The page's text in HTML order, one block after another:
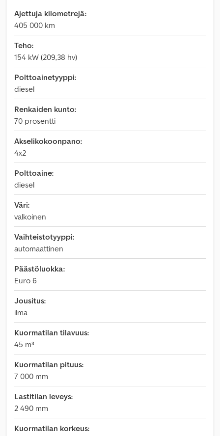
Ajettuja kilometrejä:
405 000 km
Teho:
154 kW (209,38 hv)
Polttoainetyyppi:
diesel
Renkaiden kunto:
70 prosentti
Akselikokoonpano:
4x2
Polttoaine:
diesel
Väri:
valkoinen
Vaihteistotyyppi:
automaattinen
Päästöluokka:
Euro 6
Jousitus:
ilma
Kuormatilan tilavuus:
45 m³
Kuormatilan pituus:
7 000 mm
Lastitilan leveys:
2 490 mm
Kuormatilan korkeus: